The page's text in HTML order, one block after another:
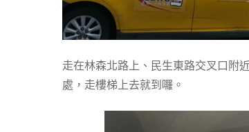
走在林森北路上、民生東路交叉口附
處，走樓梯上去就到囉。